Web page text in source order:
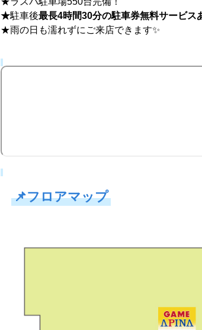
★駐車後最長4時間30分の駐車券無料サービス
★雨の日も濡れずにご来店できます✨
📌フロアマップ